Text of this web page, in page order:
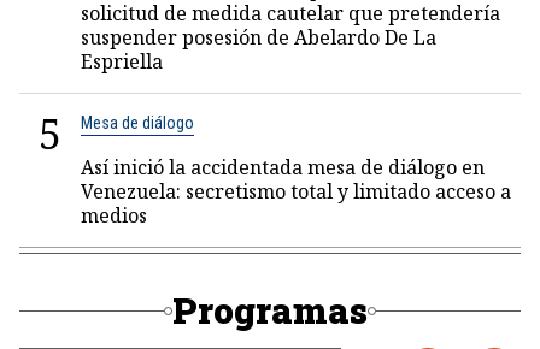
solicitud de medida cautelar que pretendería
suspender posesión de Abelardo De La
Espriella
5 Mesa de diálogo
Así inició la accidentada mesa de diálogo en
Venezuela: secretismo total y limitado acceso a
medios
Programas